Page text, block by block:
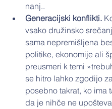
nanj..
Generacijski konflikti.
vsako družinsko
sama nepremišljena
politike, ekonomije ali
preusmeri k temi
se hitro lahko zgodijo
posebno takrat, ko ima
da je nihče ne